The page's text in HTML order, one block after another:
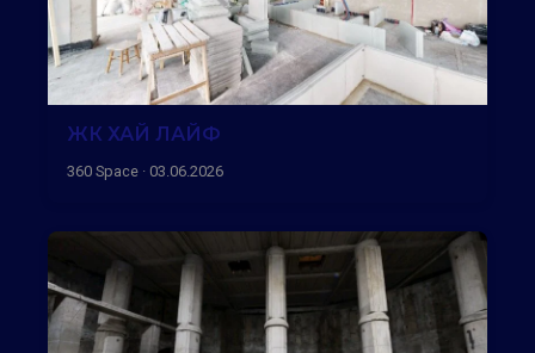
ЖК ХАЙ ЛАЙФ
360 Space · 03.06.2026